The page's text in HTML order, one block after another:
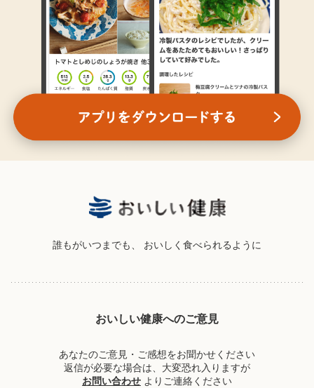
誰もがいつまでも、 おいしく食べられるように
おいしい健康へのご意見
あなたのご意見・ご感想をお聞かせください
返信が必要な場合は、大変恐れ入りますが
お問い合わせ よりご連絡ください